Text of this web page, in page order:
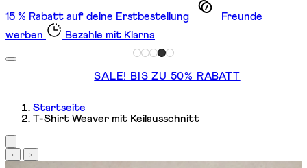
15 % Rabatt auf deine Erstbestellung
Freunde
werben
Bezahle mit Klarna
SALE! BIS ZU 50% RABATT
Startseite
T-Shirt Weaver mit Keilausschnitt